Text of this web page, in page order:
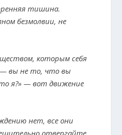
тишина.
безмолвии, не
которым себя
вы не то, что вы
я?» — вот движение
нет, все они